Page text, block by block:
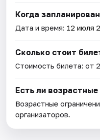
Когда
Дата и время: 12 июля
Сколько стоит
Стоимость билета: от
Есть ли
Возрастные
организаторов.